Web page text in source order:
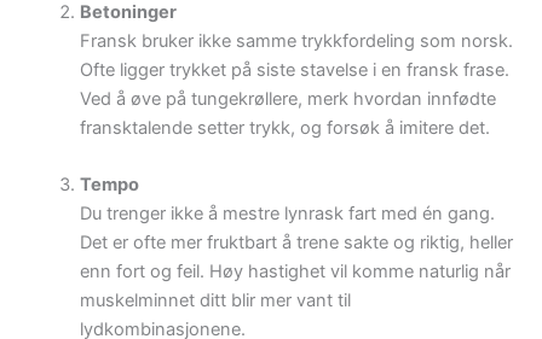
Betoninger
Fransk bruker ikke samme trykkfordeling som norsk.
Ofte ligger trykket på siste stavelse i en fransk frase.
Ved å øve på tungekrøllere, merk hvordan innfødte
fransktalende setter trykk, og forsøk å imitere det.
Tempo
Du trenger ikke å mestre lynrask fart med én gang.
Det er ofte mer fruktbart å trene sakte og riktig, heller
enn fort og feil. Høy hastighet vil komme naturlig når
muskelminnet ditt blir mer vant til
lydkombinasjonene.